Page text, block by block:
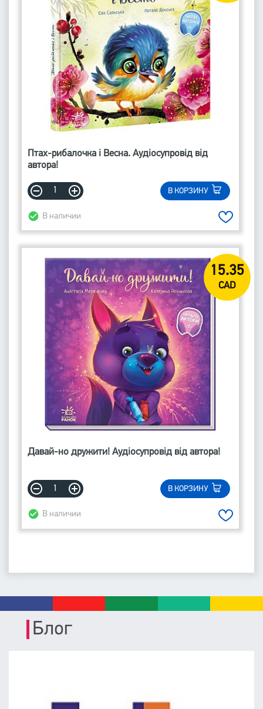
Птах-рибалочка і Весна. Аудіосупровід від
автора!
В КОРЗИНУ
В наличии
15.35
CAD
Давай-но дружити! Аудіосупровід від автора!
В КОРЗИНУ
В наличии
Блог